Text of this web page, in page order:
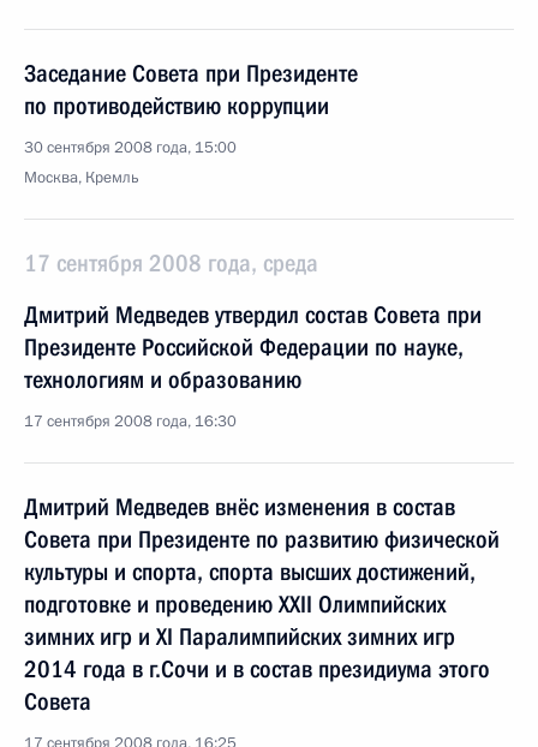
Заседание Совета при Президенте
по противодействию коррупции
30 сентября 2008 года, 15:00
Москва, Кремль
17 сентября 2008 года, среда
Дмитрий Медведев утвердил состав Совета при
Президенте Российской Федерации по науке,
технологиям и образованию
17 сентября 2008 года, 16:30
Дмитрий Медведев внёс изменения в состав
Совета при Президенте по развитию физической
культуры и спорта, спорта высших достижений,
подготовке и проведению XXII Олимпийских
зимних игр и XI Паралимпийских зимних игр
2014 года в г.Сочи и в состав президиума этого
Совета